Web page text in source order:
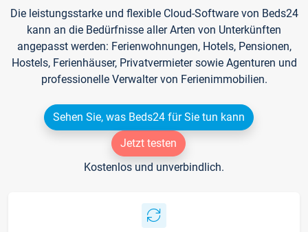
Die leistungsstarke und flexible Cloud-Software von Beds24
kann an die Bedürfnisse aller Arten von Unterkünften
angepasst werden: Ferienwohnungen, Hotels, Pensionen,
Hostels, Ferienhäuser, Privatvermieter sowie Agenturen und
professionelle Verwalter von Ferienimmobilien.
Sehen Sie, was Beds24 für Sie tun kann
Jetzt testen
Kostenlos und unverbindlich.